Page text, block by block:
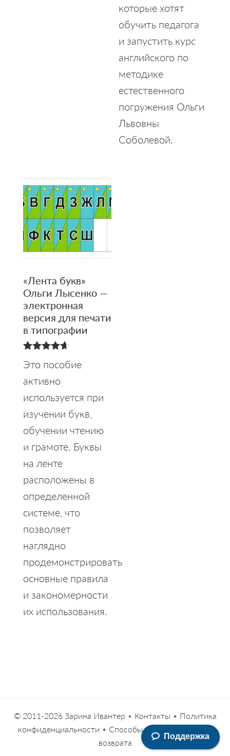
которые хотят
обучить педагога
и запустить курс
английского по
методике
естественного
погружения Ольги
Львовны
Соболевой.
«Лента букв»
Ольги Лысенко —
электронная
версия для печати
в типографии
из 5
Это пособие
активно
используется при
изучении букв,
обучении чтению
и грамоте. Буквы
на ленте
расположены в
определенной
системе, что
позволяет
наглядно
продемонстрировать
основные правила
и закономерности
их использования.
© 2011-2026Зарина Ивантер ⋆ Контакты ⋆ Политика
конфиденциальности ⋆ Способы оплаты
Условия
возврата
Поддержка